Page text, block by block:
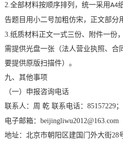
2. 全部材料按顺序排列，统一采用A4
告题目用小二号加粗仿宋，正文部分
3. 纸质材料正文一式三份、附件一份
需提供光盘一张（法人营业执照、合
要提供原版扫描件）。
九、其他事项
（一）申报咨询电话
联系人：周 乾 联系电话： 85157229；
电子邮箱： beijingliwu2012@163.com
地址：北京市朝阳区建国门外大街28